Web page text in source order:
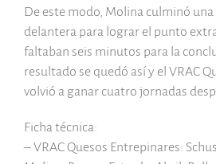
De este modo, Molina culminó
delantera para lograr el punto
faltaban seis minutos para la
resultado se quedó así y el VRAC
volvió a ganar cuatro jornadas
Ficha técnica:
– VRAC Quesos Entrepinares: